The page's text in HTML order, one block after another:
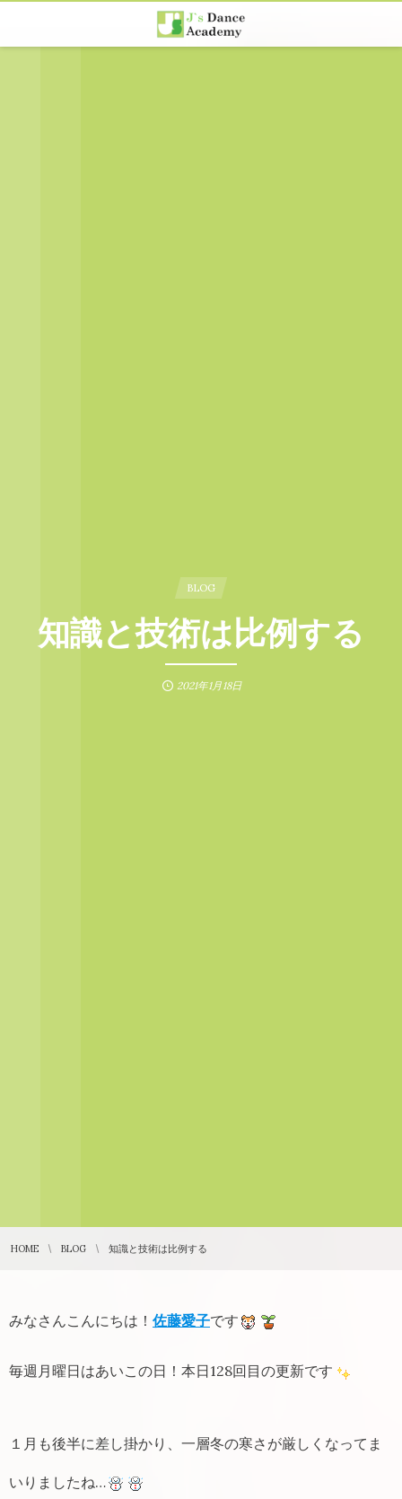
BLOG
知識と技術は比例する
2021年1月18日
HOME BLOG 知識と技術は比例する
みなさんこんにちは！ 佐藤愛子です
毎週月曜日はあいこの日！本日128回目の更新です
１月も後半に差し掛かり、一層冬の寒さが厳しくなってま
いりましたね…